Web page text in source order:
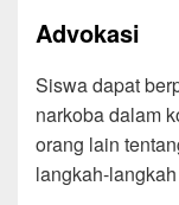
Advokasi
Siswa dapat
narkoba dalam
orang lain
langkah-